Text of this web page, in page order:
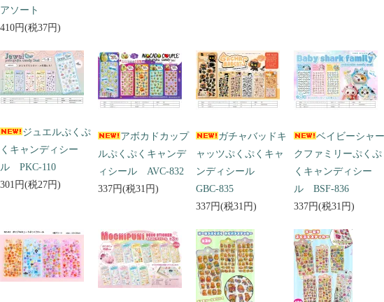
アソート
410円(税37円)
ジュエルぷくぷ
くキャンディシー
ル PKC-110
301円(税27円)
アボカドカップ
ルぷくぷくキャンデ
ィシール AVC-832
337円(税31円)
ガチャバッドキ
ャッツぷくぷくキャ
ンディシール
GBC-835
337円(税31円)
ベイビーシャー
クファミリーぷくぷ
くキャンディシー
ル BSF-836
337円(税31円)